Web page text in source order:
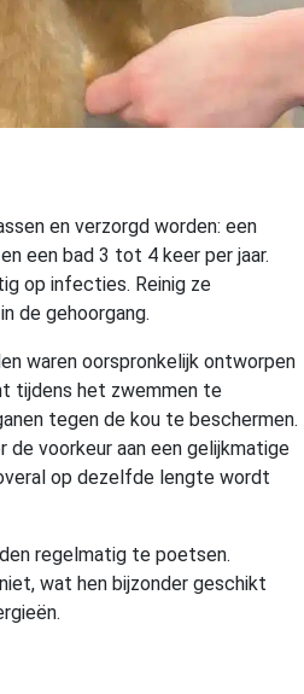
en verzorgd worden: een
een bad 3 tot 4 keer per jaar.
op infecties. Reinig ze
de gehoorgang.
waren oorspronkelijk ontworpen
tijdens het zwemmen te
tegen de kou te beschermen.
de voorkeur aan een gelijkmatige
op dezelfde lengte wordt
regelmatig te poetsen.
wat hen bijzonder geschikt